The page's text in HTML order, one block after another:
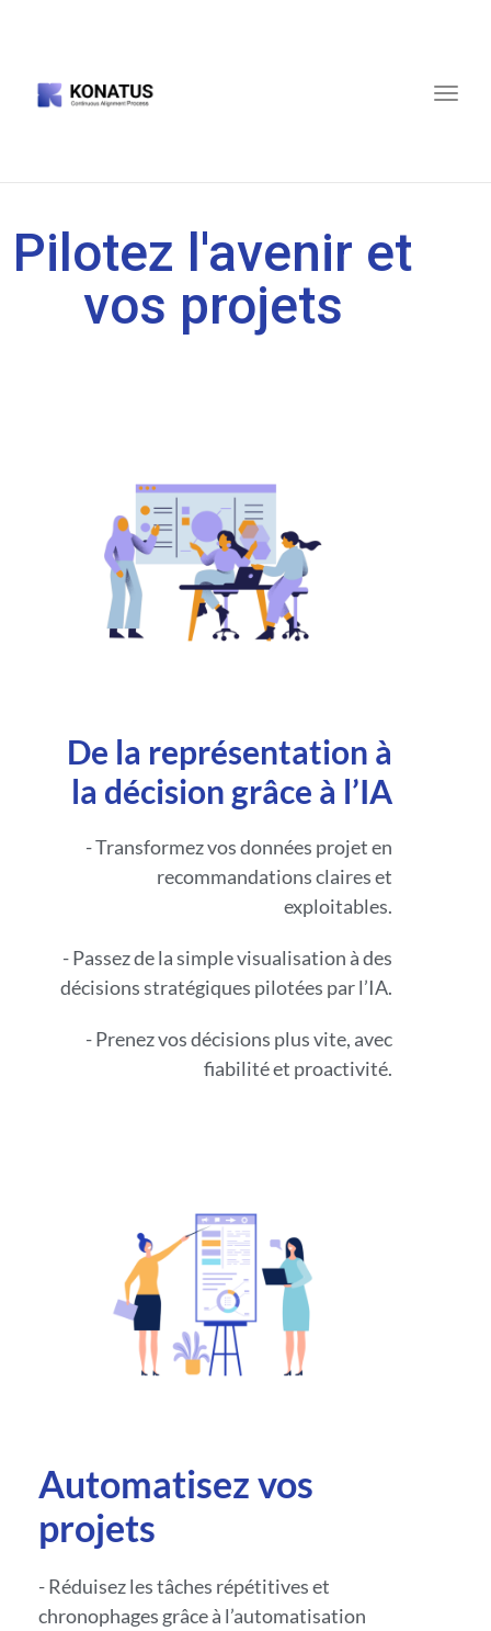
Toggle
Pilotez l'avenir et
vos projets
De la représentation à
la décision grâce à l’IA
- Transformez vos données projet en
recommandations claires et
exploitables.
- Passez de la simple visualisation à des
décisions stratégiques pilotées par l’IA.
- Prenez vos décisions plus vite, avec
fiabilité et proactivité.
Automatisez vos
projets
- Réduisez les tâches répétitives et
chronophages grâce à l’automatisation